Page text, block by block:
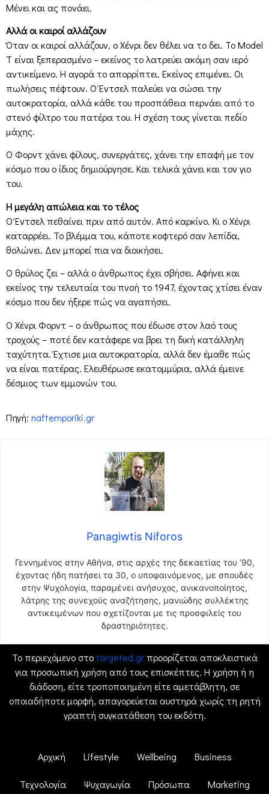
Μένει και ας πονάει.
Αλλά οι καιροί αλλάζουν
Όταν οι καιροί αλλάζουν, ο Χένρι δεν θέλει να το δει. Το Model
T είναι ξεπερασμένο – εκείνος το λατρεύει ακόμη σαν ιερό
αντικείμενο. Η αγορά το απορρίπτει. Εκείνος επιμένει. Οι
πωλήσεις πέφτουν. Ο Έντσελ παλεύει να σώσει την
αυτοκρατορία, αλλά κάθε του προσπάθεια περνάει από το
στενό φίλτρο του πατέρα του. Η σχέση τους γίνεται πεδίο
μάχης.
Ο Φορντ χάνει φίλους, συνεργάτες, χάνει την επαφή με τον
κόσμο που ο ίδιος δημιούργησε. Και τελικά χάνει και τον γιο
του.
Η μεγάλη απώλεια και το τέλος
Ο Έντσελ πεθαίνει πριν από αυτόν. Από καρκίνο. Κι ο Χένρι
καταρρέει. Το βλέμμα του, κάποτε κοφτερό σαν λεπίδα,
θολώνει. Δεν μπορεί πια να διοικήσει.
Ο θρύλος ζει – αλλά ο άνθρωπος έχει σβήσει. Αφήνει και
εκείνος την τελευταία του πνοή το 1947, έχοντας χτίσει έναν
κόσμο που δεν ήξερε πώς να αγαπήσει.
Ο Χένρι Φορντ – ο άνθρωπος που έδωσε στον λαό τους
τροχούς – ποτέ δεν κατάφερε να βρει τη δική κατάλληλη
ταχύτητα. Έχτισε μια αυτοκρατορία, αλλά δεν έμαθε πώς
να είναι πατέρας. Ελευθέρωσε εκατομμύρια, αλλά έμεινε
δέσμιος των εμμονών του.
Πηγή: naftemporiki.gr
Panagiwtis Niforos
Γεννημένος στην Αθήνα, στις αρχές της δεκαετίας του ’90,
έχοντας ήδη πατήσει τα 30, ο υποφαινόμενος, με σπουδές
στην Ψυχολογία, παραμένει ανήσυχος, ανικανοποίητος,
λάτρης της συνεχούς αναζήτησης, μανιώδης συλλέκτης
αντικειμένων που σχετίζονται με τις προσφιλείς του
δραστηριότητες.
Το περιεχόμενο στο targeted.grπροορίζεται αποκλειστικά
για προσωπική χρήση από τους επισκέπτες. Η χρήση ή η
διάδοση, είτε τροποποιημένη είτε αμετάβλητη, σε
οποιαδήποτε μορφή, απαγορεύεται αυστηρά χωρίς τη ρητή
γραπτή συγκατάθεση του εκδότη.
Αρχική Lifestyle Wellbeing Business
Τεχνολογία Ψυχαγωγία Πρόσωπα Marketing